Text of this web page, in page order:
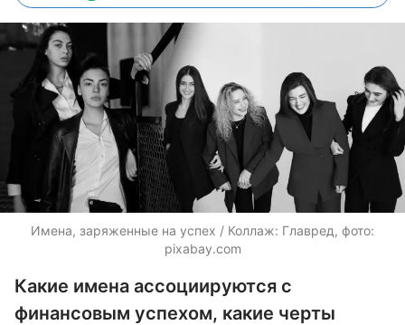
Имена, заряженные на успех / Коллаж: Главред, фото:
pixabay.com
Какие имена ассоциируются с
финансовым успехом, какие черты